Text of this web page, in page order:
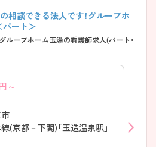
相談できる法人です！グループホ
パート＞
ループホーム玉湯の看護師求人(パート・
～
(京都－下関)「玉造温泉駅」